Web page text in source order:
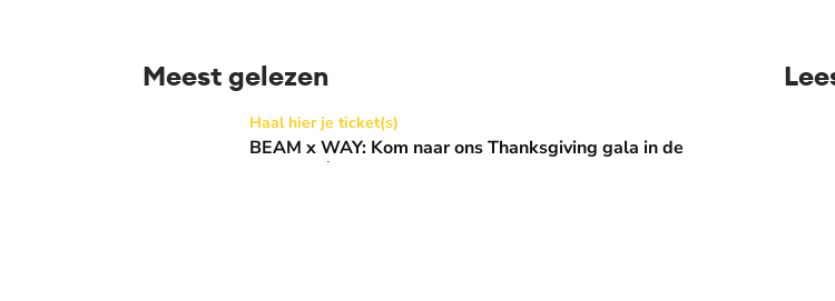
Meest gelezen
BEAM x WAY: Kom naar ons Thanksgiving gala in de Basiliek 🪩
Haal hier je ticket(s)
BEAM x WAY: Kom naar ons Thanksgiving gala in de
Basiliek 🪩